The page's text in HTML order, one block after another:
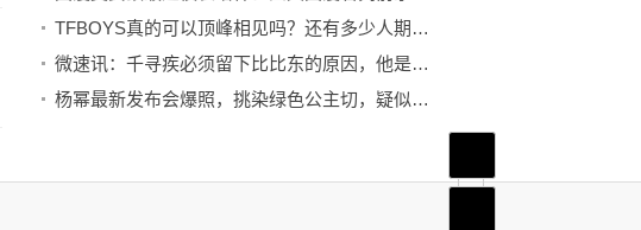
TFBOYS真的可以顶峰相见吗？还有多少人期待合体？
微速讯：千寻疾必须留下比比东的原因，他是为了武魂殿，但也可能是真喜欢
杨幂最新发布会爆照，挑染绿色公主切，疑似抄袭日动漫《海贼王》2世界快资讯